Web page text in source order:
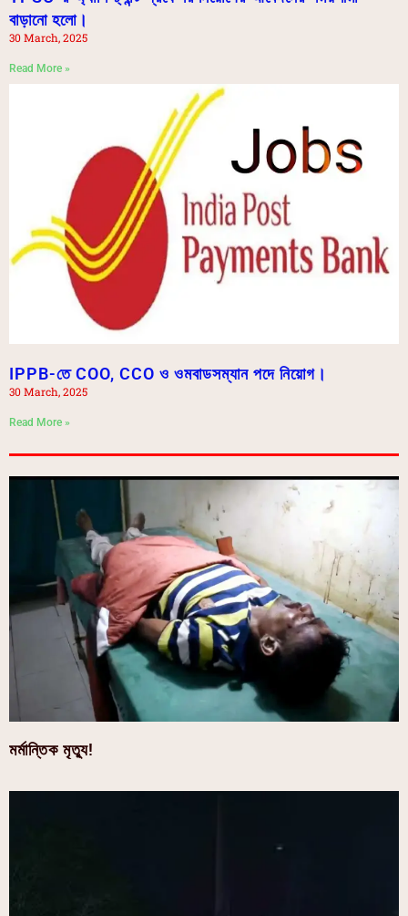
বাড়ানো হলো।
30 March, 2025
Read More »
IPPB-তে COO, CCO ও ওমবাডসম্যান পদে নিয়োগ।
30 March, 2025
Read More »
মর্মান্তিক মৃত্যু!